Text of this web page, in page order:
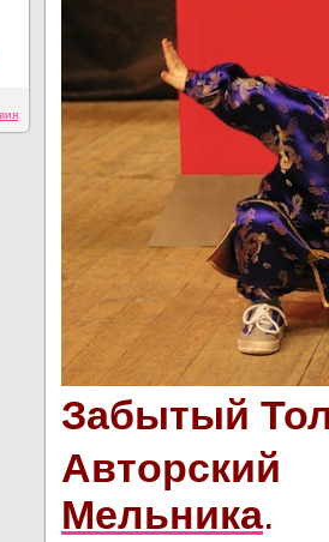
Забытый
Мельника.